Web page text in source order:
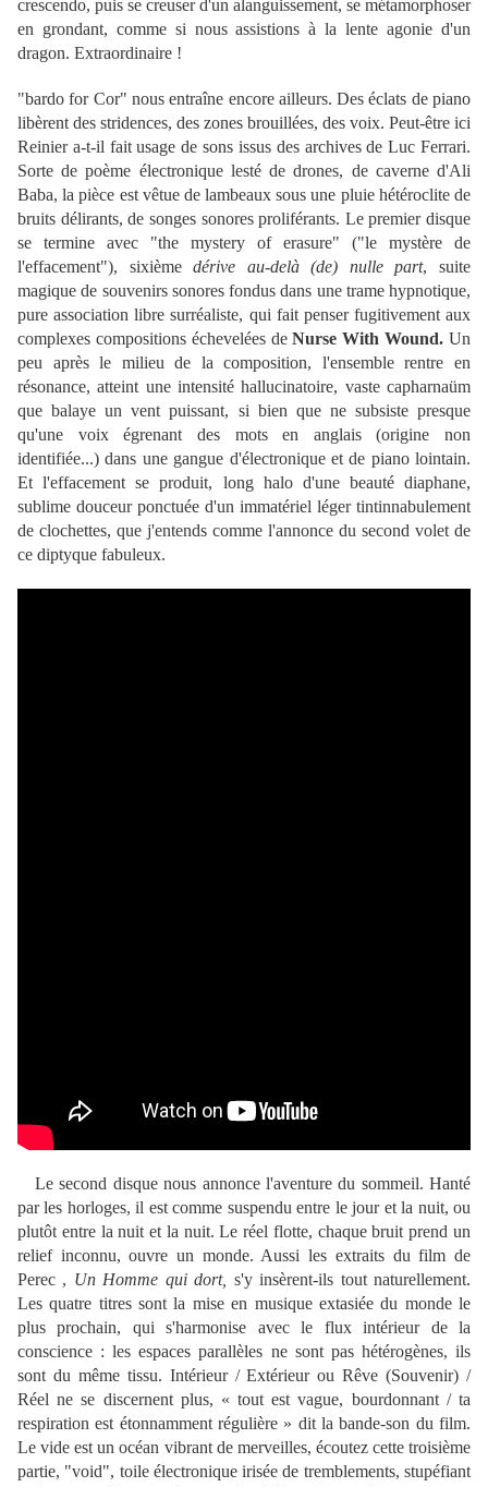
crescendo, puis se creuser d'un alanguissement, se métamorphoser
en grondant, comme si nous assistions à la lente agonie d'un
dragon. Extraordinaire !
"bardo for Cor" nous entraîne encore ailleurs. Des éclats de piano
libèrent des stridences, des zones brouillées, des voix. Peut-être ici
Reinier a-t-il fait usage de sons issus des archives de Luc Ferrari.
Sorte de poème électronique lesté de drones, de caverne d'Ali
Baba, la pièce est vêtue de lambeaux sous une pluie hétéroclite de
bruits délirants, de songes sonores proliférants. Le premier disque
se termine avec "the mystery of erasure" ("le mystère de
l'effacement"), sixièmedérive au-delà (de) nulle part, suite
magique de souvenirs sonores fondus dans une trame hypnotique,
pure association libre surréaliste, qui fait penser fugitivement aux
complexes compositions échevelées deNurse With Wound.Un
peu après le milieu de la composition, l'ensemble rentre en
résonance, atteint une intensité hallucinatoire, vaste capharnaüm
que balaye un vent puissant, si bien que ne subsiste presque
qu'une voix égrenant des mots en anglais (origine non
identifiée...) dans une gangue d'électronique et de piano lointain.
Et l'effacement se produit, long halo d'une beauté diaphane,
sublime douceur ponctuée d'un immatériel léger tintinnabulement
de clochettes, que j'entends comme l'annonce du second volet de
ce diptyque fabuleux.
Le second disque nous annonce l'aventure du sommeil. Hanté
par les horloges, il est comme suspendu entre le jour et la nuit, ou
plutôt entre la nuit et la nuit. Le réel flotte, chaque bruit prend un
relief inconnu, ouvre un monde. Aussi les extraits du film de
Perec , Un Homme qui dort, s'y insèrent-ils tout naturellement.
Les quatre titres sont la mise en musique extasiée du monde le
plus prochain, qui s'harmonise avec le flux intérieur de la
conscience : les espaces parallèles ne sont pas hétérogènes, ils
sont du même tissu. Intérieur / Extérieur ou Rêve (Souvenir) /
Réel ne se discernent plus, « tout est vague, bourdonnant / ta
respiration est étonnamment régulière » dit la bande-son du film.
Le vide est un océan vibrant de merveilles, écoutez cette troisième
partie, "void", toile électronique irisée de tremblements, stupéfiant